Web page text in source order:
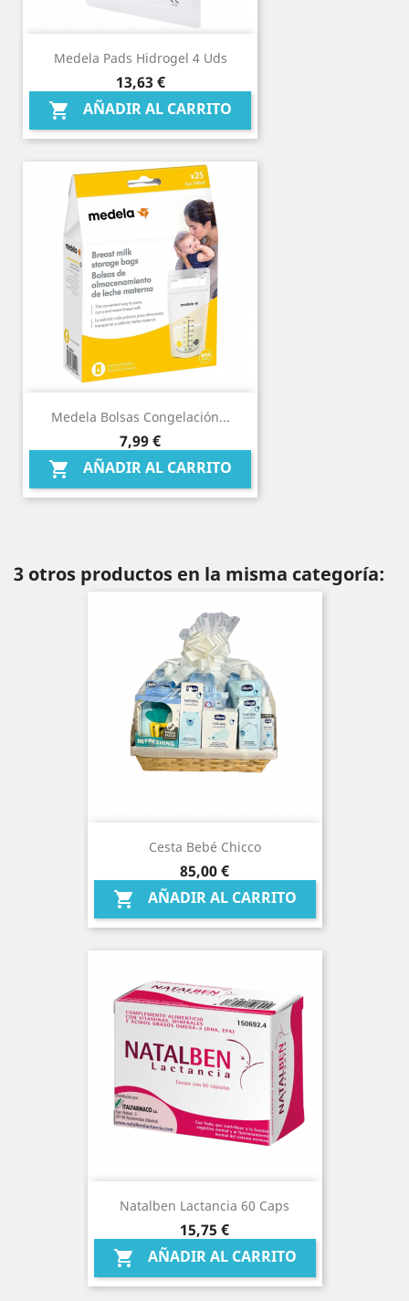
Medela Pads Hidrogel 4 Uds
Precio
13,63 €
 AÑADIR AL CARRITO
Medela Bolsas Congelación...
Precio
7,99 €
 AÑADIR AL CARRITO
3 otros productos en la misma categoría:
Cesta Bebé Chicco
Precio
85,00 €
 AÑADIR AL CARRITO
Natalben Lactancia 60 Caps
Precio
15,75 €
 AÑADIR AL CARRITO